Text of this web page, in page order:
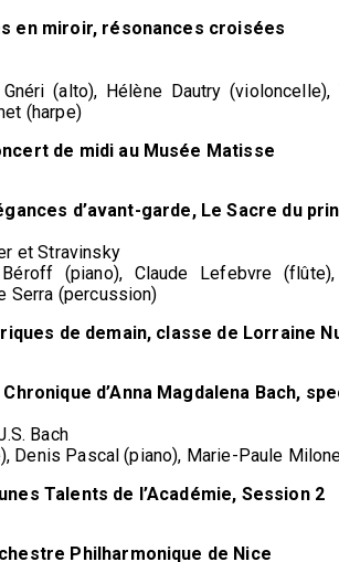
en miroir, résonances croisées
(alto), Hélène Dautry (violoncelle),
(harpe)
de midi au Musée Matisse
d’avant-garde, Le Sacre du
et Stravinsky
(piano), Claude Lefebvre
Serra (percussion)
de demain, classe de Lorraine
d’Anna Magdalena Bach,
Bach
Denis Pascal (piano), Marie-Paule
Talents de l’Académie, Session 2
Philharmonique de Nice